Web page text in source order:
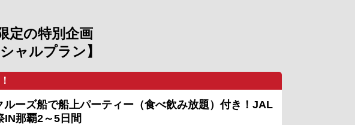
定の特別企画
ャルプラン】
ルーズ船で船上パーティー（食べ飲み放題）付き！JAL
IN那覇2～5日間